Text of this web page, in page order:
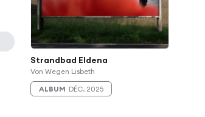
Strandbad Eldena
Von Wegen Lisbeth
ALBUM DÉC. 2025